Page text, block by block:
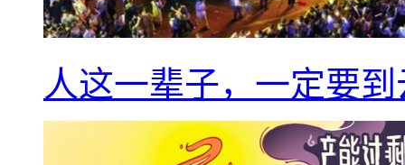
人这一辈子，一定要